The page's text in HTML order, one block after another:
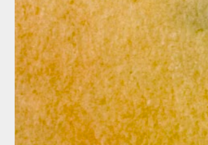
やレシピを紹介しています🌸 インスタグラ
ムやXでも情報発信していますので、ぜひ遊
びに来てください☺️ こまちふくについて
洋菓子店で働くパティシエールとして日々お
菓子作りに向き合っています。Instagramや
Xでもレシピ紹介中ですので、ぜひお気軽に
フォローしてくださいね☺️ 📷 Instagram：
[@komachi_pat...
卵白 … 117g グラニュー糖 … 25g 乾燥卵白 …
2g 【ラズベリーシロップ】 ラズベリーピュ
レ … 150g グラニュー糖 … 45g レモン汁 … 11g
【ラズベリームースリーヌ】 カスタード …
162g ラズベリーピュレ … 75g バタークリー
ム … 180g 生クリーム … 180g 【ガナッシュ】
生クリーム … 44g ラズベリーピュレ … 35g 無
塩バター … 28g ビターチョコレート … 70g
ミルクチョコレート … 70g 【ラズベリーペ
パン】 ラズベリーピュレ … 125g ラズベリー
… 75g グラニュー糖 … 70g ペクチン … 3g レ
モン汁 … 26g 水飴 … 110g 【バタークリーム